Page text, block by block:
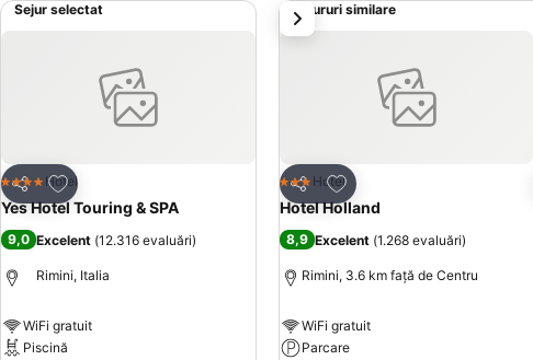
Sejur selectat
Distribuiți
Adăugaţi la favorite
4 Stele Hotel
Yes Hotel Touring & SPA
9,0 Excelent (12.316 evaluări)
Rimini, Italia
WiFi gratuit
Piscină
Sejururi similare
Distribuiți
Adăugaţi la favorite
3 SteleHotel
Hotel Holland
8,9 Excelent (1.268 evaluări)
Rimini, 3.6 km faţă de Centru
WiFi gratuit
Parcare
următorul